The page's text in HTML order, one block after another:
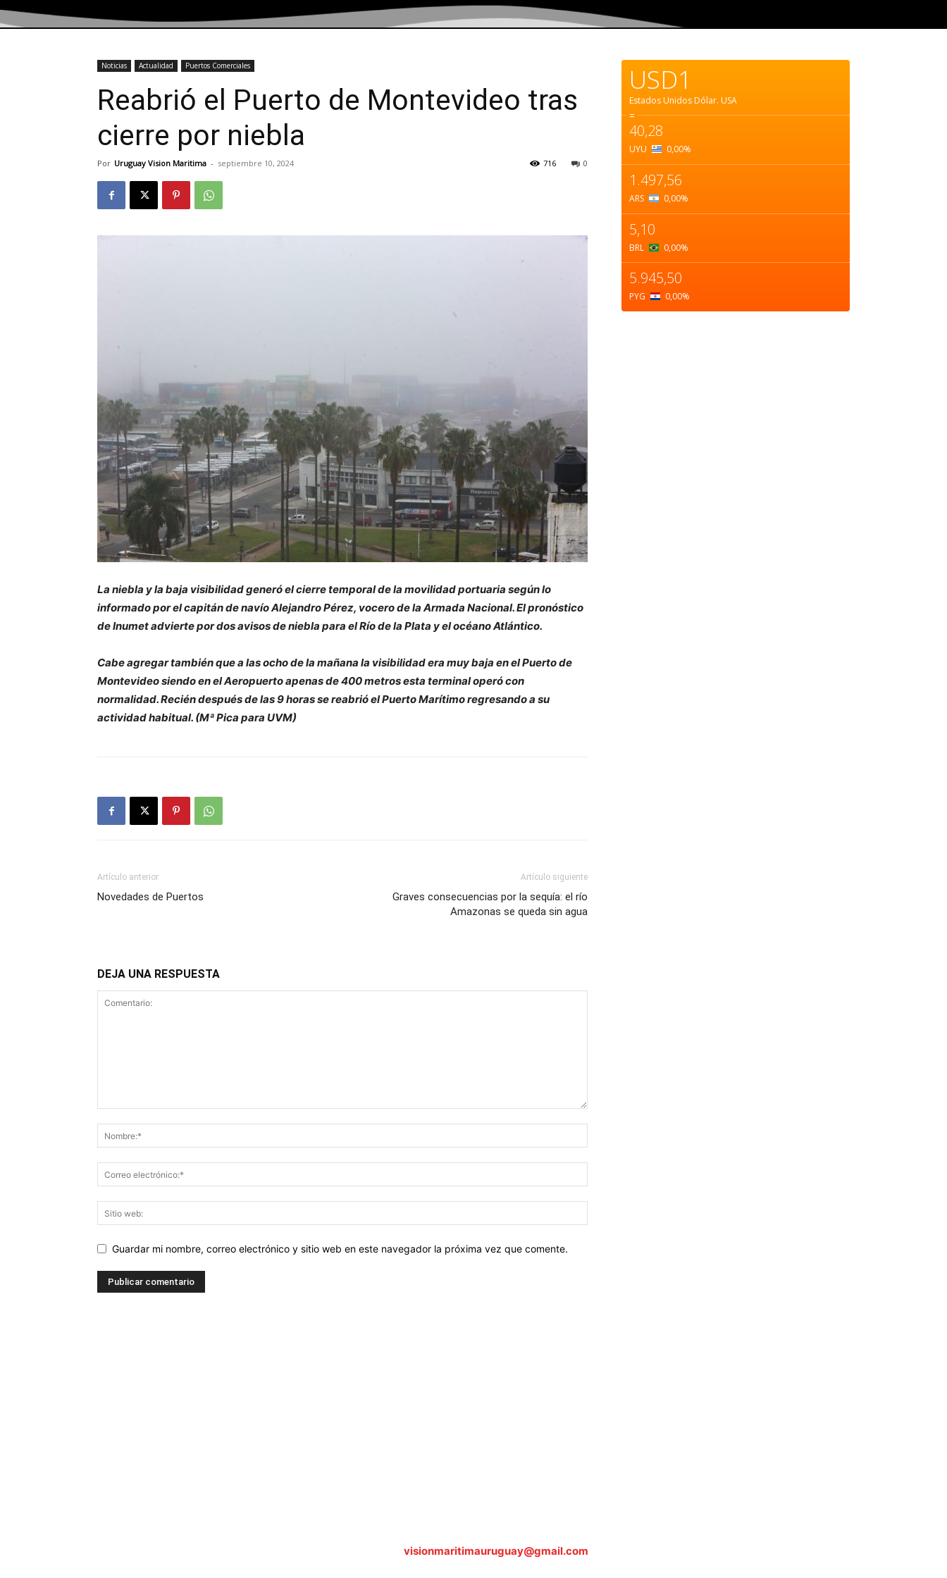
Noticias Actualidad Puertos Comerciales
Reabrió el Puerto de Montevideo tras
cierre por niebla
Por Uruguay Vision Maritima - septiembre 10, 2024 0
716
La niebla y la baja visibilidad generó el cierre temporal de la movilidad portuaria según lo
informado por el capitán de navío Alejandro Pérez, vocero de la Armada Nacional. El pronóstico
de Inumet advierte por dos avisos de niebla para el Río de la Plata y el océano Atlántico.
Cabe agregar también que a las ocho de la mañana la visibilidad era muy baja en el Puerto de
Montevideo siendo en el Aeropuerto apenas de 400 metros esta terminal operó con
normalidad. Recién después de las 9 horas se reabrió el Puerto Marítimo regresando a su
actividad habitual. (Mª Pica para UVM)
Artículo anterior
Novedades de Puertos
Artículo siguiente
Graves consecuencias por la sequía: el río
Amazonas se queda sin agua
DEJA UNA RESPUESTA
Guardar mi nombre, correo electrónico y sitio web en este navegador la próxima vez que comente.
USD1
Estados Unidos Dólar. USA
=
40,28
UYU 0,00%
1.497,56
ARS 0,00%
5,10
BRL 0,00%
5.945,50
PYG 0,00%
visionmaritimauruguay@gmail.com